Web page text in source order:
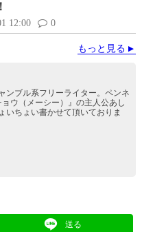
12:00 0
もっと見る
ンブル系フリーライター。ペンネ
ウ（メーシー）』の主人公あし
いちょい書かせて頂いておりま
送る